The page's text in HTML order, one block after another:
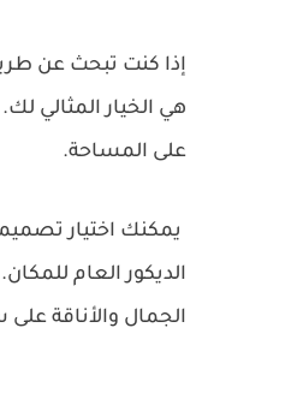
إذا كنت تبحث عن
هي الخيار المثالي
على المساحة.
يمكنك اختيار
الديكور العام
الجمال والأناقة